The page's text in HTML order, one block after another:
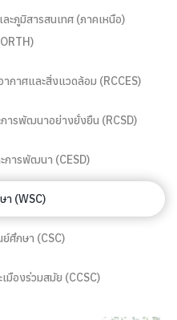
ะภูมิสารสนเทศ (ภาคเหนือ)
กาศและสิ่งแวดล้อม (RCCES)
ารพัฒนาอย่างยั่งยืน (RCSD)
การพัฒนา (CESD)
า (WSC)
ศึกษา (CSC)
องร่วมสมัย (CCSC)